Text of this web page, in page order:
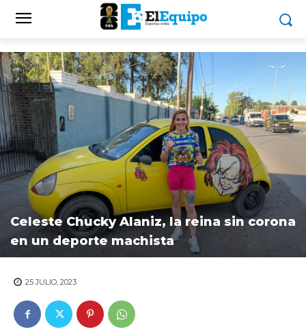
Celeste Chucky Alaniz, la reina sin corona
en un deporte machista
25 JULIO, 2023